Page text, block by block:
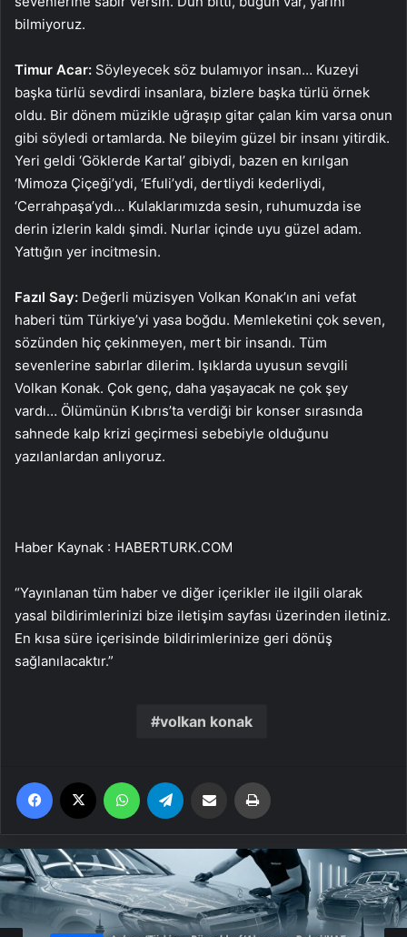
bilmiyoruz.
Timur Acar: Söyleyecek söz bulamıyor insan… Kuzeyi
başka türlü sevdirdi insanlara, bizlere başka türlü örnek
oldu. Bir dönem müzikle uğraşıp gitar çalan kim varsa onun
gibi söyledi ortamlarda. Ne bileyim güzel bir insanı yitirdik.
Yeri geldi ‘Göklerde Kartal’ gibiydi, bazen en kırılgan
‘Mimoza Çiçeği’ydi, ‘Efuli’ydi, dertliydi kederliydi,
‘Cerrahpaşa’ydı… Kulaklarımızda sesin, ruhumuzda ise
derin izlerin kaldı şimdi. Nurlar içinde uyu güzel adam.
Yattığın yer incitmesin.
Fazıl Say: Değerli müzisyen Volkan Konak’ın ani vefat
haberi tüm Türkiye’yi yasa boğdu. Memleketini çok seven,
sözünden hiç çekinmeyen, mert bir insandı. Tüm
sevenlerine sabırlar dilerim. Işıklarda uyusun sevgili
Volkan Konak. Çok genç, daha yaşayacak ne çok şey
vardı… Ölümünün Kıbrıs’ta verdiği bir konser sırasında
sahnede kalp krizi geçirmesi sebebiyle olduğunu
yazılanlardan anlıyoruz.
Haber Kaynak : HABERTURK.COM
“Yayınlanan tüm haber ve diğer içerikler ile ilgili olarak
yasal bildirimlerinizi bize iletişim sayfası üzerinden iletiniz.
En kısa süre içerisinde bildirimlerinize geri dönüş
sağlanılacaktır.”
volkan konak
Facebook WhatsApp Email'den paylaş